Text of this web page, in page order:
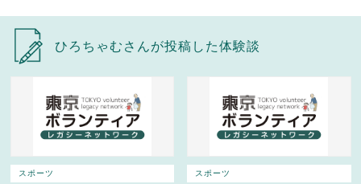
ひろちゃむさんが投稿した体験談
スポーツ スポーツ